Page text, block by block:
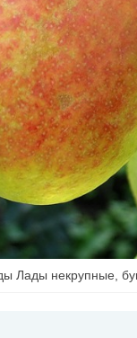
Лады некрупные,